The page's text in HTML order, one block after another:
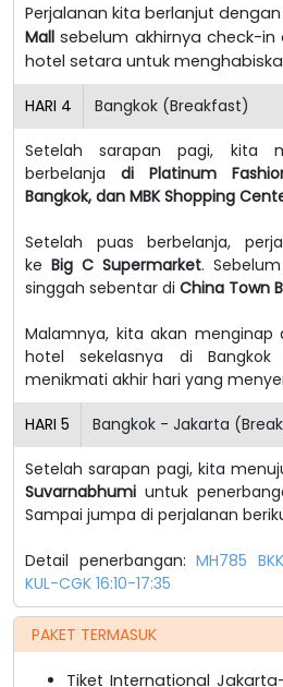
Perjalanan kita berlanjut
Mall sebelum akhirnya check-
hotel setara untuk
HARI 4 Bangkok (Breakfast)
Setelah sarapan pagi, kita
berbelanja di Platinum
Bangkok, dan MBK Shopping
Setelah puas berbelanja,
ke Big C Supermarket.
singgah sebentar di China Town
Malamnya, kita akan menginap
hotel sekelasnya di
menikmati akhir hari yang
HARI 5 Bangkok - Jakarta
Setelah sarapan pagi, kita
Suvarnabhumi untuk
Sampai jumpa di perjalanan
Detail penerbangan:MH785
KUL-CGK 16:10-17:35
PAKET TERMASUK
Tiket International